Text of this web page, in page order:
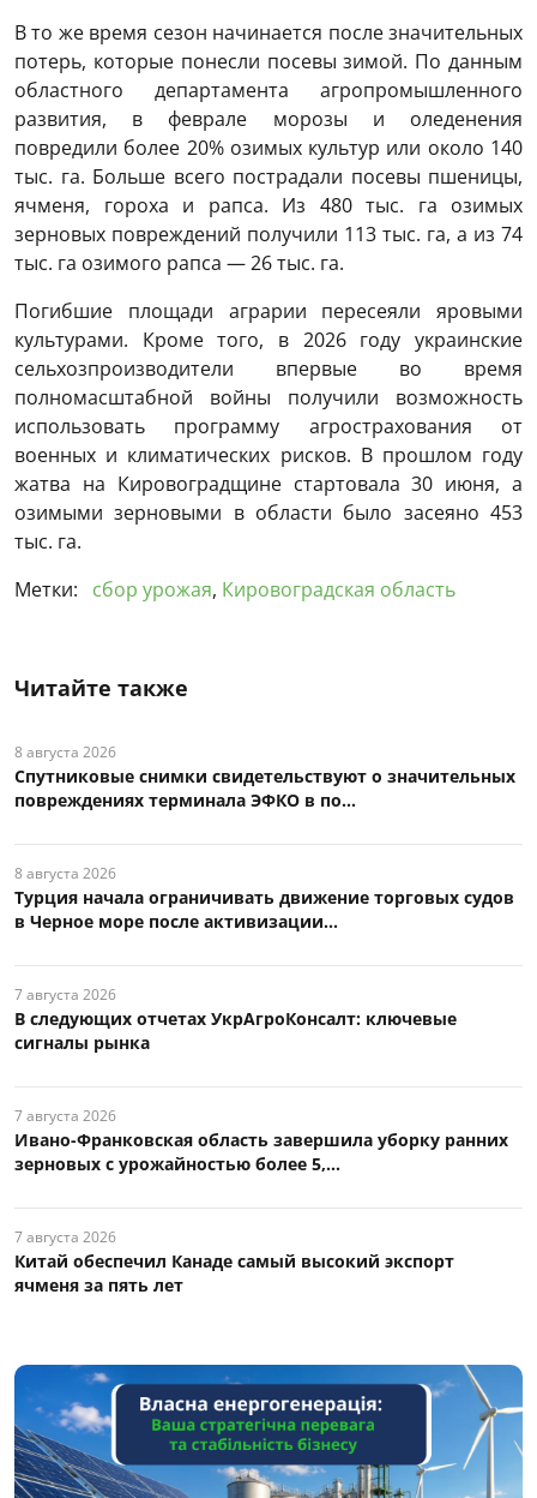
В то же время сезон начинается после значительных
потерь, которые понесли посевы зимой. По данным
областного департамента агропромышленного
развития, в феврале морозы и оледенения
повредили более 20% озимых культур или около 140
тыс. га. Больше всего пострадали посевы пшеницы,
ячменя, гороха и рапса. Из 480 тыс. га озимых
зерновых повреждений получили 113 тыс. га, а из 74
тыс. га озимого рапса — 26 тыс. га.
Погибшие площади аграрии пересеяли яровыми
культурами. Кроме того, в 2026 году украинские
сельхозпроизводители впервые во время
полномасштабной войны получили возможность
использовать программу агрострахования от
военных и климатических рисков. В прошлом году
жатва на Кировоградщине стартовала 30 июня, а
озимыми зерновыми в области было засеяно 453
тыс. га.
Метки:
сбор урожая, Кировоградская область
Читайте также
8 августа 2026
Спутниковые снимки свидетельствуют о значительных
повреждениях терминала ЭФКО в по...
8 августа 2026
Турция начала ограничивать движение торговых судов
в Черное море после активизации...
7 августа 2026
В следующих отчетах УкрАгроКонсалт: ключевые
сигналы рынка
7 августа 2026
Ивано-Франковская область завершила уборку ранних
зерновых с урожайностью более 5,...
7 августа 2026
Китай обеспечил Канаде самый высокий экспорт
ячменя за пять лет